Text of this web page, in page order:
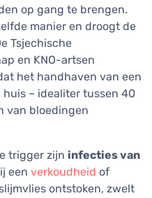
op gang te brengen.
manier en droogt de
Tsjechische
en KNO-artsen
het handhaven van een
huis – idealiter tussen 40
van bloedingen
trigger zijn infecties van
een verkoudheid of
ontstoken, zwelt